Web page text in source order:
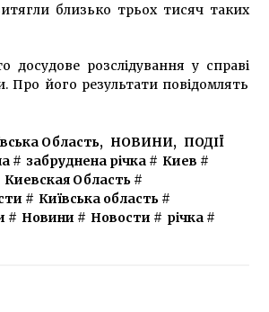
близько трьох тисяч таких
досудове розслідування у справі
Про його результати повідомлять
Область, НОВИНИ, ПОДІЇ
# забруднена річка# Киев #
Киевская Область#
# Київська область#
# Новини # Новости # річка#